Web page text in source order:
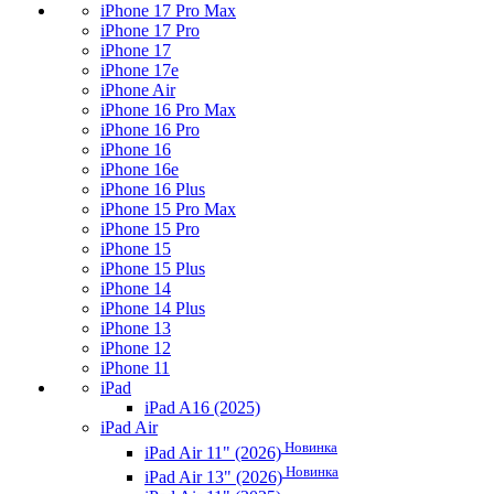
iPhone 17 Pro Max
iPhone 17 Pro
iPhone 17
iPhone 17e
iPhone Air
iPhone 16 Pro Max
iPhone 16 Pro
iPhone 16
iPhone 16e
iPhone 16 Plus
iPhone 15 Pro Max
iPhone 15 Pro
iPhone 15
iPhone 15 Plus
iPhone 14
iPhone 14 Plus
iPhone 13
iPhone 12
iPhone 11
iPad
iPad A16 (2025)
iPad Air
iPad Air 11" (2026) Новинка
iPad Air 13" (2026) Новинка